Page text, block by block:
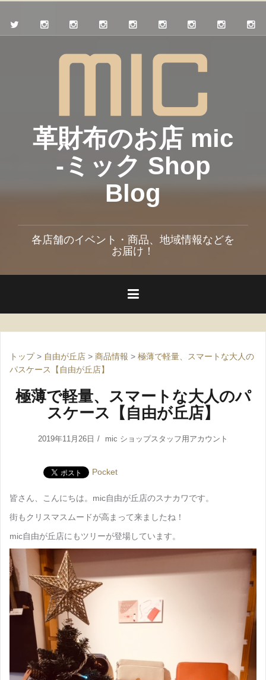
革財布のお店 mic
-ミック Shop
Blog
各店舗のイベント・商品、地域情報などを
お届け！
トップ> 自由が丘店 > 商品情報 > 極薄で軽量、スマートな大人の
パスケース【自由が丘店】
極薄で軽量、スマートな大人のパ
スケース【自由が丘店】
2019年11月26日 mic ショップスタッフ用アカウント
Pocket
皆さん、こんにちは。mic自由が丘店のスナカワです。
街もクリスマスムードが高まって来ましたね！
mic自由が丘店にもツリーが登場しています。